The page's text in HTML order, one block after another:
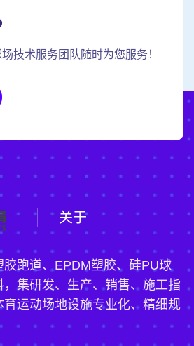
技术服务团队随时为您服务！
关于
跑道、EPDM塑胶、硅PU球
集研发、生产、销售、施工指
运动场地设施专业化、精细规